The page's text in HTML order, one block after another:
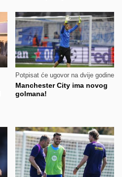
Potpisat će ugovor na dvije godine
Manchester City ima novog
golmana!